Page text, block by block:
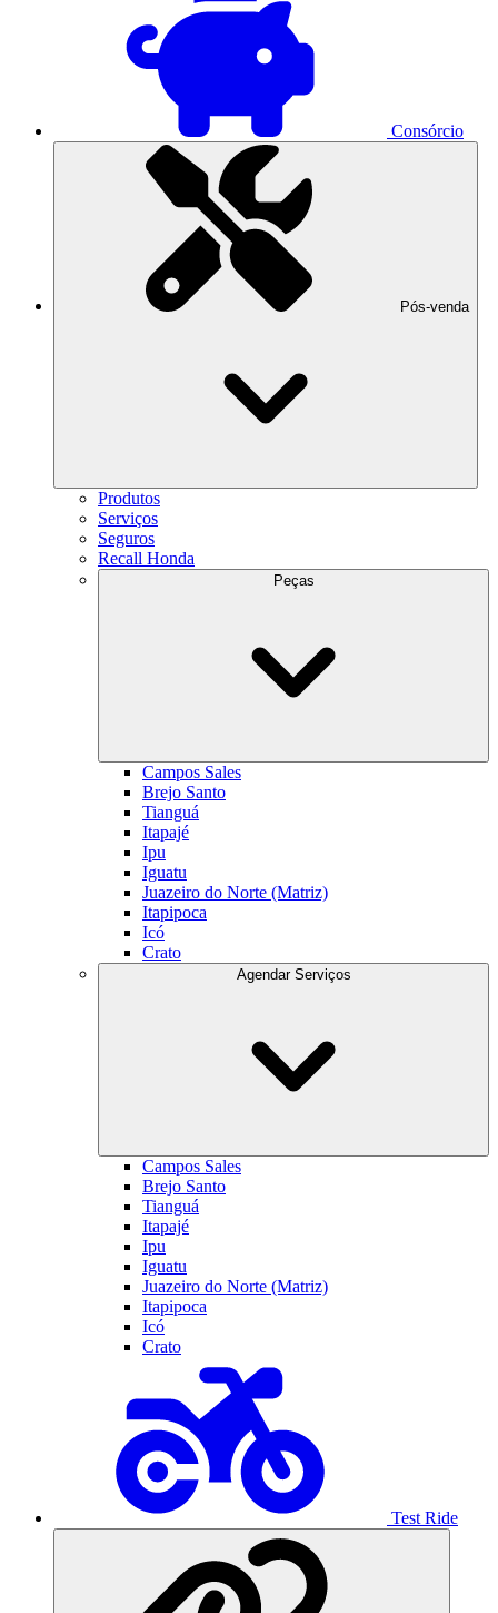
Consórcio
Pós-venda
Produtos
Serviços
Seguros
Recall Honda
Campos Sales
Brejo Santo
Tianguá
Itapajé
Ipu
Iguatu
Juazeiro do Norte (Matriz)
Itapipoca
Icó
Crato
Campos Sales
Brejo Santo
Tianguá
Itapajé
Ipu
Iguatu
Juazeiro do Norte (Matriz)
Itapipoca
Icó
Crato
Test Ride